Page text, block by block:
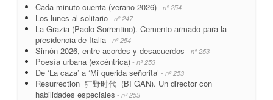
Cada minuto cuenta (verano 2026) - nº 254
Los lunes al solitario - nº 247
La Grazia (Paolo Sorrentino). Cemento armado para la
presidencia de Italia - nº 254
Simón 2026, entre acordes y desacuerdos - nº 253
Poesía urbana (excéntrica) - nº 253
De ‘La caza’ a ‘Mi querida señorita’ - nº 253
Resurrection 狂野时代 (BI GAN). Un director con
habilidades especiales - nº 253